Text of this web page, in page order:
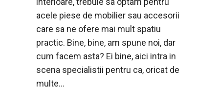
acele piese de mobilier sau accesorii
care sa ne ofere mai mult spatiu
practic. Bine, bine, am spune noi, dar
cum facem asta? Ei bine, aici intra in
scena specialistii pentru ca, oricat de
multe...